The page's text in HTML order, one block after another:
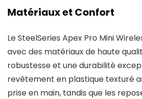
Matériaux et Confort
Le SteelSeries Apex Pro Mini
avec des matériaux de haute
robustesse et une durabilité
revêtement en plastique texturé
prise en main, tandis que les